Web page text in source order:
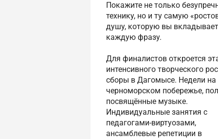
Покажите не только
технику, но и ту самую
душу, которую вы
каждую фразу.
Для финалистов откроется
интенсивного творческого
сборы в Дагомысе. Недели на
черноморском побережье,
посвящённые музыке.
Индивидуальные занятия с
педагогами-виртуозами,
ансамблевые репетиции в